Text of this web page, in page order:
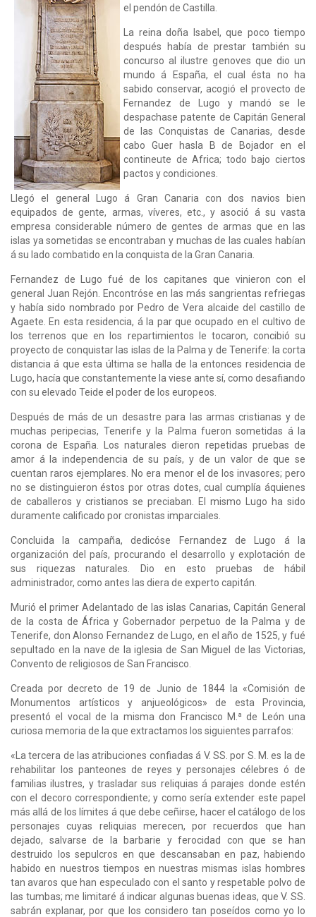
el pendón de Castilla.
La reina doña Isabel, que poco tiempo
después había de prestar también su
concurso al ilustre genoves que dio un
mundo á España, el cual ésta no ha
sabido conservar, acogió el provecto de
Fernandez de Lugo y mandó se le
despachase patente de Capitán General
de las Conquistas de Canarias, desde
cabo Guer hasla B de Bojador en el
contineute de Africa; todo bajo ciertos
pactos y condiciones.
Llegó el general Lugo á Gran Canaria con dos navios bien
equipados de gente, armas, víveres, etc., y asoció á su vasta
empresa considerable número de gentes de armas que en las
islas ya sometidas se encontraban y muchas de las cuales habían
á su lado combatido en la conquista de la Gran Canaria.
Fernandez de Lugo fué de los capitanes que vinieron con el
general Juan Rejón. Encontróse en las más sangrientas refriegas
y había sido nombrado por Pedro de Vera alcaide del castillo de
Agaete. En esta residencia, á la par que ocupado en el cultivo de
los terrenos que en los repartimientos le tocaron, concibió su
proyecto de conquistar las islas de la Palma y de Tenerife: la corta
distancia á que esta última se halla de la entonces residencia de
Lugo, hacía que constantemente la viese ante sí, como desafiando
con su elevado Teide el poder de los europeos.
Después de más de un desastre para las armas cristianas y de
muchas peripecias, Tenerife y la Palma fueron sometidas á la
corona de España. Los naturales dieron repetidas pruebas de
amor á la independencia de su país, y de un valor de que se
cuentan raros ejemplares. No era menor el de los invasores; pero
no se distinguieron éstos por otras dotes, cual cumplía áquienes
de caballeros y cristianos se preciaban. El mismo Lugo ha sido
duramente calificado por cronistas imparciales.
Concluida la campaña, dedicóse Fernandez de Lugo á la
organización del país, procurando el desarrollo y explotación de
sus riquezas naturales. Dio en esto pruebas de hábil
administrador, como antes las diera de experto capitán.
Murió el primer Adelantado de las islas Canarias, Capitán General
de la costa de África y Gobernador perpetuo de la Palma y de
Tenerife, don Alonso Fernandez de Lugo, en el año de 1525, y fué
sepultado en la nave de la iglesia de San Miguel de las Victorias,
Convento de religiosos de San Francisco.
Creada por decreto de 19 de Junio de 1844 la «Comisión de
Monumentos artísticos y anjueológicos» de esta Provincia,
presentó el vocal de la misma don Francisco M.ª de León una
curiosa memoria de la que extractamos los siguientes parrafos:
«La tercera de las atribuciones confiadas á V. SS. por S. M. es la de
rehabilitar los panteones de reyes y personajes célebres ó de
familias ilustres, y trasladar sus reliquias á parajes donde estén
con el decoro correspondiente; y como sería extender este papel
más allá de los límites á que debe ceñirse, hacer el catálogo de los
personajes cuyas reliquias merecen, por recuerdos que han
dejado, salvarse de la barbarie y ferocidad con que se han
destruido los sepulcros en que descansaban en paz, habiendo
habido en nuestros tiempos en nuestras mismas islas hombres
tan avaros que han especulado con el santo y respetable polvo de
las tumbas; me limitaré á indicar algunas buenas ideas, que V. SS.
sabrán explanar, por que los considero tan poseídos como yo lo